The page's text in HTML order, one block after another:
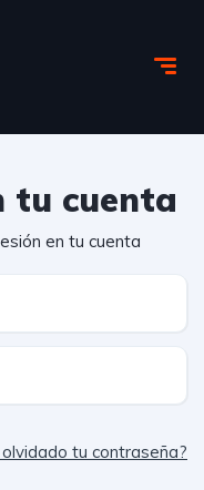
tu cuenta
en tu cuenta
tu contraseña?